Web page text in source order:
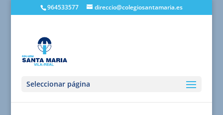
964533577 direccio@colegiosantamaria.es
Seleccionar página